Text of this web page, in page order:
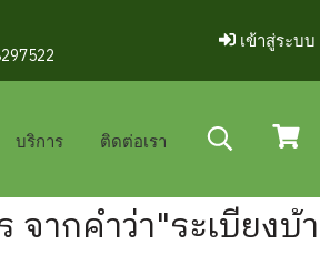
เข้าสู่ระบบ
บริการ ติดต่อเรา
จากคำว่า"ระเบียงบ้